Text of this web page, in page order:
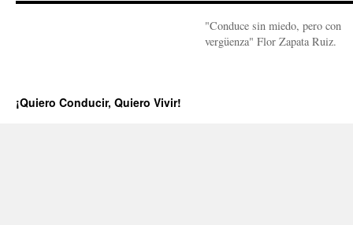
"Conduce sin miedo, pero con
vergüenza" Flor Zapata Ruiz.
¡Quiero Conducir, Quiero Vivir!